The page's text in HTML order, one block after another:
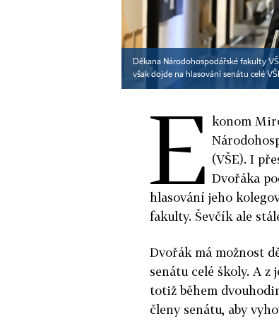
Děkana Národohospodářské fakulty
však dojde na hlasování senátu celé
E konom
(VŠE). I
Dvořáka
hlasování jeho
fakulty. Ševčík ale
Dvořák má možnost
senátu celé školy. A
totiž během
členy senátu, aby